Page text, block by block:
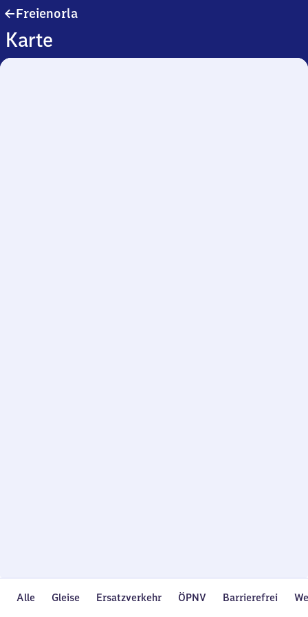
Freienorla
Karte
Alle Gleise Ersatzverkehr ÖPNV Barrierefrei